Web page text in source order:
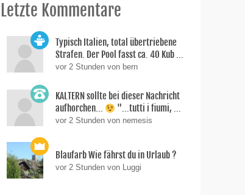
Letzte Kommentare
Typisch Italien, total übertriebene
Strafen. Der Pool fasst ca. 40 Kub ...
vor 2 Stunden von bern
KALTERN sollte bei dieser Nachricht
aufhorchen...
"...tutti i fiumi, ...
vor 2 Stunden von nemesis
Blaufarb Wie fährst du in Urlaub ?
vor 2 Stunden von Luggi